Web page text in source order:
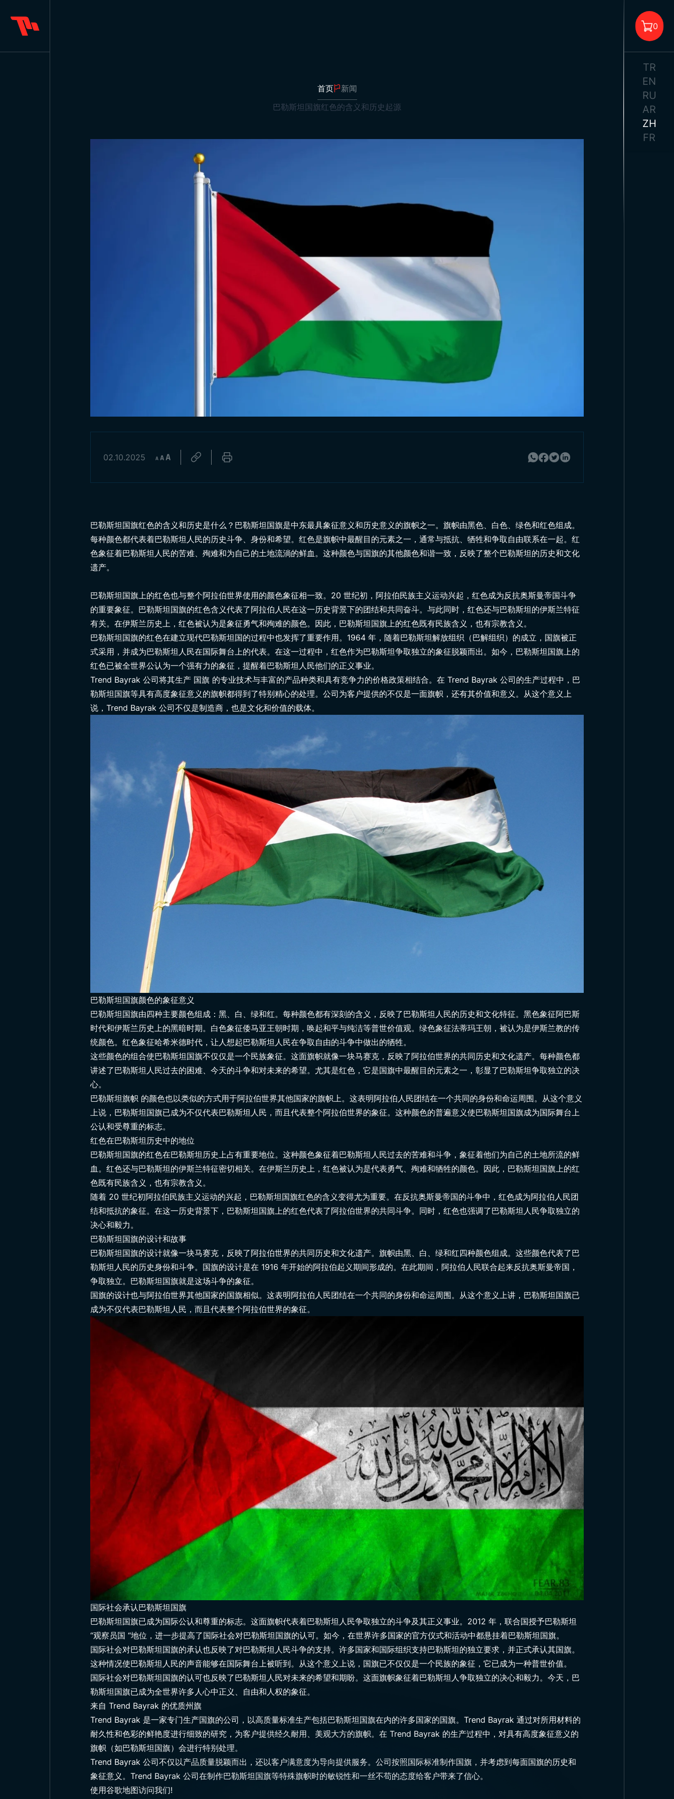
巴勒斯坦国旗红色的含义和历史
起源
1
土耳其国旗
纸旗
查看所有产品
0
TR
EN
RU
AR
ZH
FR
首页
新闻
巴勒斯坦国旗红色的含义和历史起源
02.10.2025
巴勒斯坦国旗红色的含义和历史是什么？巴勒斯坦国旗是中东最具象征意义和历史意义的旗帜之一。旗帜由黑色、白色、绿色和红色组成。
每种颜色都代表着巴勒斯坦人民的历史斗争、身份和希望。红色是旗帜中最醒目的元素之一，通常与抵抗、牺牲和争取自由联系在一起。红
色象征着巴勒斯坦人民的苦难、殉难和为自己的土地流淌的鲜血。这种颜色与国旗的其他颜色和谐一致，反映了整个巴勒斯坦的历史和文化
遗产。
巴勒斯坦国旗上的红色也与整个阿拉伯世界使用的颜色象征相一致。20 世纪初，阿拉伯民族主义运动兴起，红色成为反抗奥斯曼帝国斗争
的重要象征。巴勒斯坦国旗的红色含义代表了阿拉伯人民在这一历史背景下的团结和共同奋斗。与此同时，红色还与巴勒斯坦的伊斯兰特征
有关。在伊斯兰历史上，红色被认为是象征勇气和殉难的颜色。因此，巴勒斯坦国旗上的红色既有民族含义，也有宗教含义。
巴勒斯坦国旗的红色在建立现代巴勒斯坦国的过程中也发挥了重要作用。1964 年，随着巴勒斯坦解放组织（巴解组织）的成立，国旗被正
式采用，并成为巴勒斯坦人民在国际舞台上的代表。在这一过程中，红色作为巴勒斯坦争取独立的象征脱颖而出。如今，巴勒斯坦国旗上的
红色已被全世界公认为一个强有力的象征，提醒着巴勒斯坦人民他们的正义事业。
Trend Bayrak 公司将其生产 国旗 的专业技术与丰富的产品种类和具有竞争力的价格政策相结合。在 Trend Bayrak 公司的生产过程中，巴
勒斯坦国旗等具有高度象征意义的旗帜都得到了特别精心的处理。公司为客户提供的不仅是一面旗帜，还有其价值和意义。从这个意义上
说，Trend Bayrak 公司不仅是制造商，也是文化和价值的载体。
巴勒斯坦国旗颜色的象征意义
巴勒斯坦国旗由四种主要颜色组成：黑、白、绿和红。每种颜色都有深刻的含义，反映了巴勒斯坦人民的历史和文化特征。黑色象征阿巴斯
时代和伊斯兰历史上的黑暗时期。白色象征倭马亚王朝时期，唤起和平与纯洁等普世价值观。绿色象征法蒂玛王朝，被认为是伊斯兰教的传
统颜色。红色象征哈希米德时代，让人想起巴勒斯坦人民在争取自由的斗争中做出的牺牲。
这些颜色的组合使巴勒斯坦国旗不仅仅是一个民族象征。这面旗帜就像一块马赛克，反映了阿拉伯世界的共同历史和文化遗产。每种颜色都
讲述了巴勒斯坦人民过去的困难、今天的斗争和对未来的希望。尤其是红色，它是国旗中最醒目的元素之一，彰显了巴勒斯坦争取独立的决
心。
巴勒斯坦旗帜 的颜色也以类似的方式用于阿拉伯世界其他国家的旗帜上。这表明阿拉伯人民团结在一个共同的身份和命运周围。从这个意义
上说，巴勒斯坦国旗已成为不仅代表巴勒斯坦人民，而且代表整个阿拉伯世界的象征。这种颜色的普遍意义使巴勒斯坦国旗成为国际舞台上
公认和受尊重的标志。
红色在巴勒斯坦历史中的地位
巴勒斯坦国旗的红色在巴勒斯坦历史上占有重要地位。这种颜色象征着巴勒斯坦人民过去的苦难和斗争，象征着他们为自己的土地所流的鲜
血。红色还与巴勒斯坦的伊斯兰特征密切相关。在伊斯兰历史上，红色被认为是代表勇气、殉难和牺牲的颜色。因此，巴勒斯坦国旗上的红
色既有民族含义，也有宗教含义。
随着 20 世纪初阿拉伯民族主义运动的兴起，巴勒斯坦国旗红色的含义变得尤为重要。在反抗奥斯曼帝国的斗争中，红色成为阿拉伯人民团
结和抵抗的象征。在这一历史背景下，巴勒斯坦国旗上的红色代表了阿拉伯世界的共同斗争。同时，红色也强调了巴勒斯坦人民争取独立的
决心和毅力。
巴勒斯坦国旗的设计和故事
巴勒斯坦国旗的设计就像一块马赛克，反映了阿拉伯世界的共同历史和文化遗产。旗帜由黑、白、绿和红四种颜色组成。这些颜色代表了巴
勒斯坦人民的历史身份和斗争。国旗的设计是在 1916 年开始的阿拉伯起义期间形成的。在此期间，阿拉伯人民联合起来反抗奥斯曼帝国，
争取独立。巴勒斯坦国旗就是这场斗争的象征。
国旗的设计也与阿拉伯世界其他国家的国旗相似。这表明阿拉伯人民团结在一个共同的身份和命运周围。从这个意义上讲，巴勒斯坦国旗已
成为不仅代表巴勒斯坦人民，而且代表整个阿拉伯世界的象征。
国际社会承认巴勒斯坦国旗
巴勒斯坦国旗已成为国际公认和尊重的标志。这面旗帜代表着巴勒斯坦人民争取独立的斗争及其正义事业。2012 年，联合国授予巴勒斯坦
“观察员国 “地位，进一步提高了国际社会对巴勒斯坦国旗的认可。如今，在世界许多国家的官方仪式和活动中都悬挂着巴勒斯坦国旗。
国际社会对巴勒斯坦国旗的承认也反映了对巴勒斯坦人民斗争的支持。许多国家和国际组织支持巴勒斯坦的独立要求，并正式承认其国旗。
这种情况使巴勒斯坦人民的声音能够在国际舞台上被听到。从这个意义上说，国旗已不仅仅是一个民族的象征，它已成为一种普世价值。
国际社会对巴勒斯坦国旗的认可也反映了巴勒斯坦人民对未来的希望和期盼。这面旗帜象征着巴勒斯坦人争取独立的决心和毅力。今天，巴
勒斯坦国旗已成为全世界许多人心中正义、自由和人权的象征。
来自 Trend Bayrak 的优质州旗
Trend Bayrak 是一家专门生产国旗的公司，以高质量标准生产包括巴勒斯坦国旗在内的许多国家的国旗。Trend Bayrak 通过对所用材料的
耐久性和色彩的鲜艳度进行细致的研究，为客户提供经久耐用、美观大方的旗帜。在 Trend Bayrak 的生产过程中，对具有高度象征意义的
旗帜（如巴勒斯坦国旗）会进行特别处理。
Trend Bayrak 公司不仅以产品质量脱颖而出，还以客户满意度为导向提供服务。公司按照国际标准制作国旗，并考虑到每面国旗的历史和
象征意义。Trend Bayrak 公司在制作巴勒斯坦国旗等特殊旗帜时的敏锐性和一丝不苟的态度给客户带来了信心。
使用谷歌地图访问我们!
浏览产品